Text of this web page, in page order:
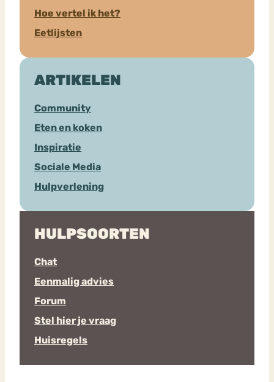
Hoe vertel ik het?
Eetlijsten
ARTIKELEN
Community
Eten en koken
Inspiratie
Sociale Media
Hulpverlening
HULPSOORTEN
Chat
Eenmalig advies
Forum
Stel hier je vraag
Huisregels